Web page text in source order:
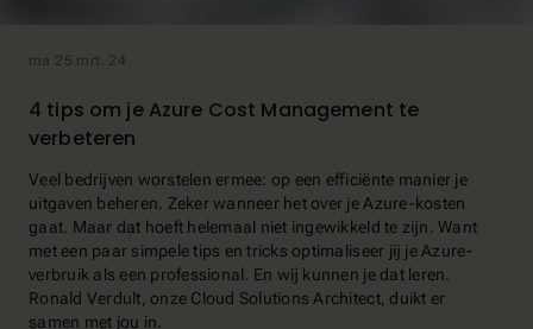
ma 25 mrt. 24
4 tips om je Azure Cost Management te
verbeteren
Veel bedrijven worstelen ermee: op een efficiënte manier je
uitgaven beheren. Zeker wanneer het over je Azure-kosten
gaat. Maar dat hoeft helemaal niet ingewikkeld te zijn. Want
met een paar simpele tips en tricks optimaliseer jij je Azure-
verbruik als een professional. En wij kunnen je dat leren.
Ronald Verdult, onze Cloud Solutions Architect, duikt er
samen met jou in.